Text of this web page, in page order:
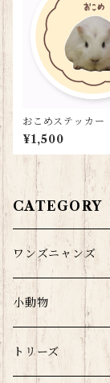
おこめステッカー
¥1,500
CATEGORY
ワンズニャンズ
小動物
モルウサチラのみ
トリーズ